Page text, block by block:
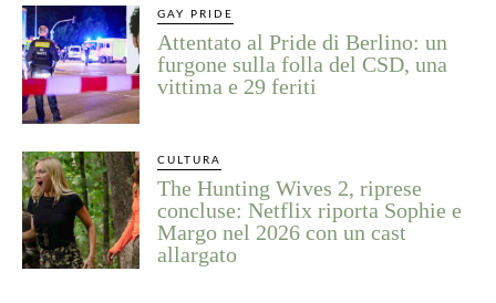
GAY PRIDE
Attentato al Pride di Berlino: un
furgone sulla folla del CSD, una
vittima e 29 feriti
CULTURA
The Hunting Wives 2, riprese
concluse: Netflix riporta Sophie e
Margo nel 2026 con un cast
allargato